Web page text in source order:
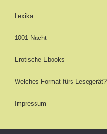
Lexika
1001 Nacht
Erotische Ebooks
Welches Format fürs Lesegerät?
Impressum